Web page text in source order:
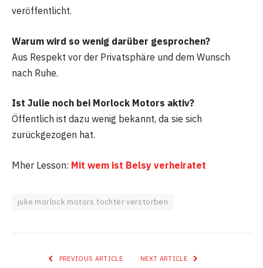
veröffentlicht.
Warum wird so wenig darüber gesprochen?
Aus Respekt vor der Privatsphäre und dem Wunsch
nach Ruhe.
Ist Julie noch bei Morlock Motors aktiv?
Öffentlich ist dazu wenig bekannt, da sie sich
zurückgezogen hat.
Mher Lesson: Mit wem ist Belsy verheiratet
julie morlock motors tochter verstorben
PREVIOUS ARTICLE NEXT ARTICLE